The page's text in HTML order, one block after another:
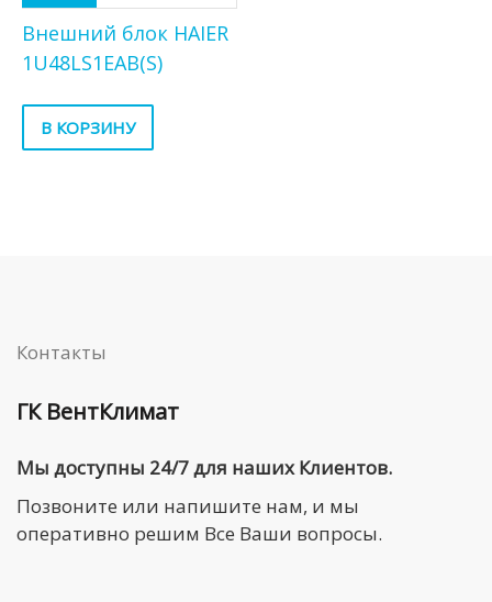
Внешний блок HAIER
1U48LS1EAB(S)
В КОРЗИНУ
Контакты
ГК ВентКлимат
Мы доступны 24/7 для наших Клиентов.
Позвоните или напишите нам, и мы
оперативно решим Все Ваши вопросы.